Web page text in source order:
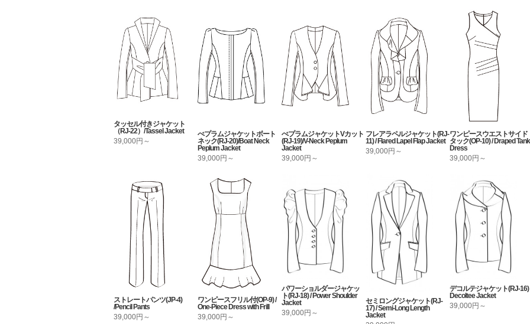
タッセル付きジャケット
（RJ-22）/Tassel Jacket
39,000円～
ぺプラムジャケットボート
ネック(RJ-20)/Boat Neck
Peplum Jacket
39,000円～
ぺプラムジャケットVカット
(RJ-19)/V-Neck Peplum
Jacket
39,000円～
フレアラペルジャケット(RJ-
11) / Flared Lapel Flap Jacket
39,000円～
ワンピースウエストサイド
タック(OP-10) / Draped Tank
Dress
39,000円～
ストレートパンツ(JP-4)
/Pencil Pants
39,000円～
ワンピースフリル付(OP-9) /
One-Piece Dress with Frill
39,000円～
パワーショルダージャケッ
ト(RJ-18) / Power Shoulder
Jacket
39,000円～
セミロングジャケット(RJ-
17) / Semi-Long Length
Jacket
デコルテジャケット(RJ-16)
Decoltee Jacket
39,000円～